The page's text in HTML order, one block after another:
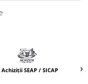
Achiziții SEAP / SICAP